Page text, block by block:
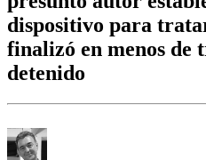
dispositivo para
finalizó en menos de
detenido